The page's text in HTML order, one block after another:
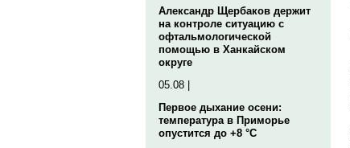
Александр Щербаков держит
на контроле ситуацию с
офтальмологической
помощью в Ханкайском
округе
05.08 |
Первое дыхание осени:
температура в Приморье
опустится до +8 °C